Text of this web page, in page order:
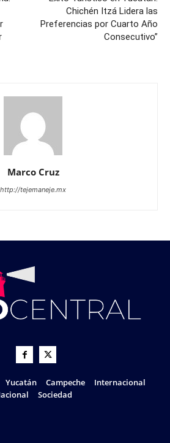
Chichén Itzá Lidera las
Preferencias por Cuarto Año
Consecutivo”
Marco Cruz
http://tejemaneje.mx
Yucatán Campeche
Internacional
Sociedad